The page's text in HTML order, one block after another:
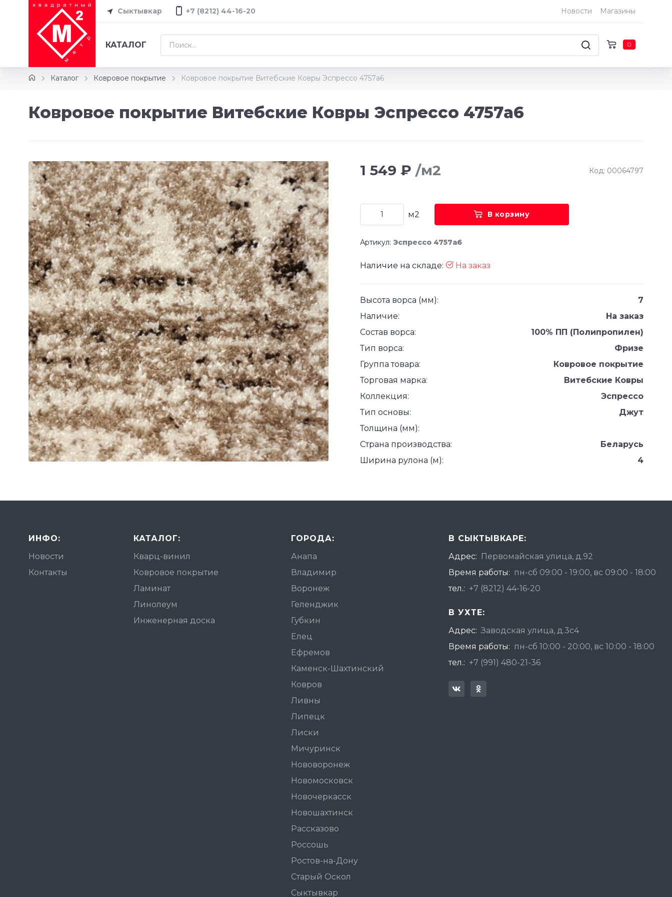
Сыктывкар +7 (8212) 44-16-20 Новости Магазины
КАТАЛОГ 0
Каталог Ковровое покрытие Ковровое покрытие Витебские Ковры Эспрессо 4757а6
Ковровое покрытие Витебские Ковры Эспрессо 4757а6
1 549 ₽ /м2 Код: 00064797
м2 В корзину
Артикул: Эспрессо 4757а6
Наличие на складе: На заказ
Высота ворса (мм):
7
Наличие:
На заказ
Состав ворса:
100% ПП (Полипропилен)
Тип ворса:
Фризе
Группа товара:
Ковровое покрытие
Торговая марка:
Витебские Ковры
Коллекция:
Эспрессо
Тип основы:
Джут
Толщина (мм):
Страна производства:
Беларусь
Ширина рулона (м):
4
ИНФО:
Новости
Контакты
КАТАЛОГ:
Кварц-винил
Ковровое покрытие
Ламинат
Линолеум
Инженерная доска
ГОРОДА:
Анапа
Владимир
Воронеж
Геленджик
Губкин
Елец
Ефремов
Каменск-Шахтинский
Ковров
Ливны
Липецк
Лиски
Мичуринск
Нововоронеж
Новомосковск
Новочеркасск
Новошахтинск
Рассказово
Россошь
Ростов-на-Дону
Старый Оскол
Сыктывкар
В СЫКТЫВКАРЕ:
Адрес:
Первомайская улица, д.92
Время работы: пн-сб 09:00 - 19:00, вс 09:00 - 18:00
тел.: +7 (8212) 44-16-20
В УХТЕ:
Адрес: Заводская улица, д.3с4
Время работы: пн-сб 10:00 - 20:00, вс 10:00 - 18:00
тел.: +7 (991) 480-21-36